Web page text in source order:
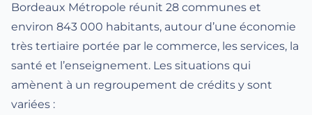
Bordeaux Métropole réunit 28 communes et
environ 843 000 habitants, autour d’une économie
très tertiaire portée par le commerce, les services, la
santé et l’enseignement. Les situations qui
amènent à un regroupement de crédits y sont
variées :